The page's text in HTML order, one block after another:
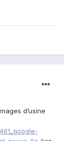
d’usine